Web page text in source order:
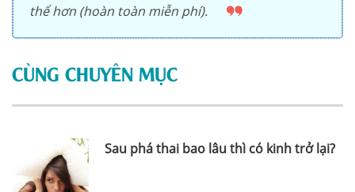
thể hơn (hoàn toàn miễn phí).
CÙNG CHUYÊN MỤC
Sau phá thai bao lâu thì có kinh trở lại?